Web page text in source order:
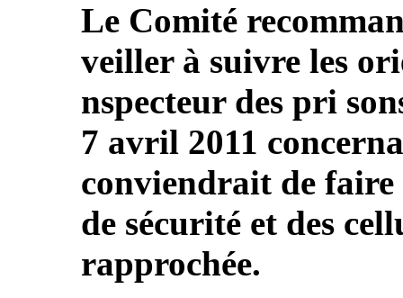
Le Comité
veiller à suivre les
nspecteur des pri
7 avril 2011
conviendrait de faire
de sécurité et des
rapprochée.